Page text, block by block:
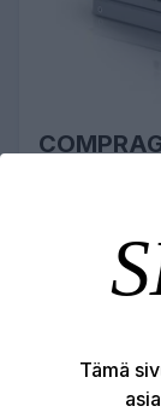
1315,73 €
Tämä